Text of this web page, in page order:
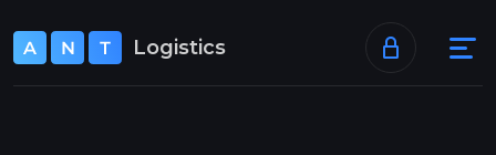
Logistics
+38 073 520 40 46